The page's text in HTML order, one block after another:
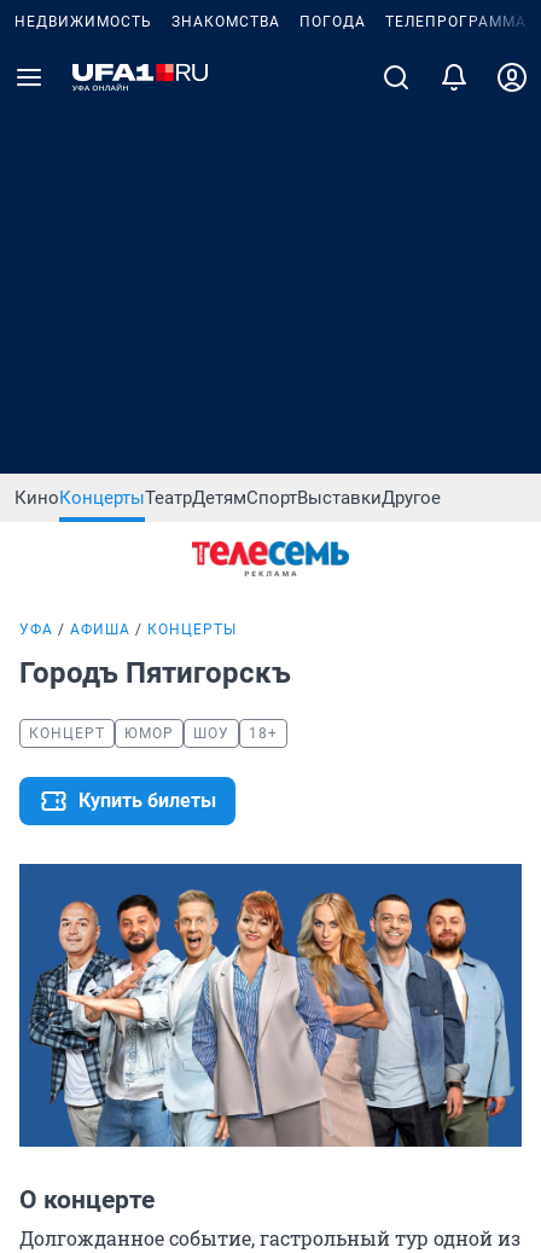
НЕДВИЖИМОСТЬ ЗНАКОМСТВА ПОГОДА ТЕЛЕПРОГРАММА
КиноКонцертыТеатрДетямСпортВыставкиДругое
УФА АФИША КОНЦЕРТЫ
Городъ Пятигорскъ
КОНЦЕРТ ЮМОР ШОУ 18+
Купить билеты
О концерте
Долгожданное событие, гастрольный тур одной из